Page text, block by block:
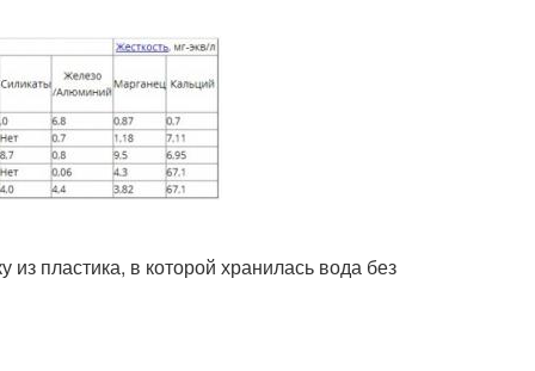
пластика, в которой хранилась вода без